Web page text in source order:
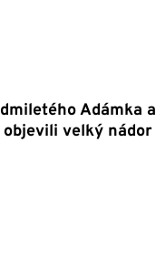
Adámka a
velký nádor